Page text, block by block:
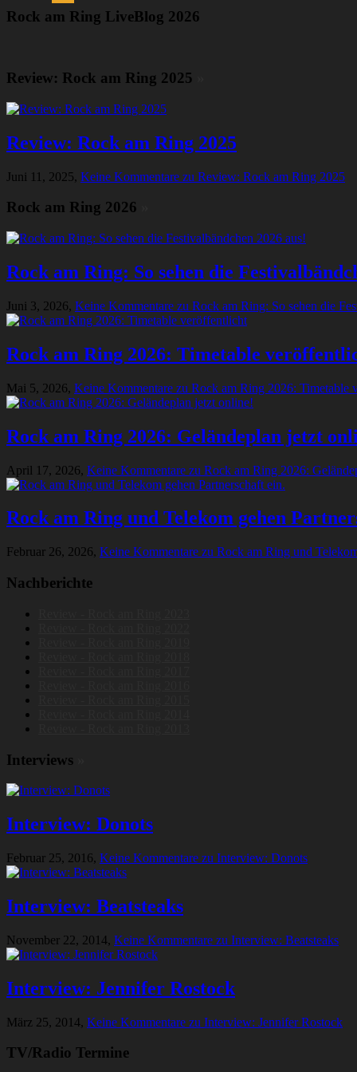
Rock am Ring LiveBlog 2026
Review: Rock am Ring 2025
Review: Rock am Ring 2025
Juni 11, 2025, Keine Kommentare zu Review: Rock am Ring 2025
Rock am Ring 2026
Rock am Ring: So sehen die
Juni 3, 2026, Keine Kommentare zu Rock am Ring: So sehen die
Rock am Ring 2026: Timetable
Mai 5, 2026, Keine Kommentare zu Rock am Ring 2026: Timetable
Rock am Ring 2026: Geländeplan jetzt
April 17, 2026, Keine Kommentare zu Rock am Ring 2026:
Rock am Ring und Telekom gehen
Februar 26, 2026, Keine Kommentare zu Rock am Ring und
Nachberichte
Interviews
Interview: Donots
Februar 25, 2016, Keine Kommentare zu Interview: Donots
Interview: Beatsteaks
November 22, 2014, Keine Kommentare zu Interview: Beatsteaks
Interview: Jennifer Rostock
März 25, 2014, Keine Kommentare zu Interview: Jennifer Rostock
TV/Radio Termine